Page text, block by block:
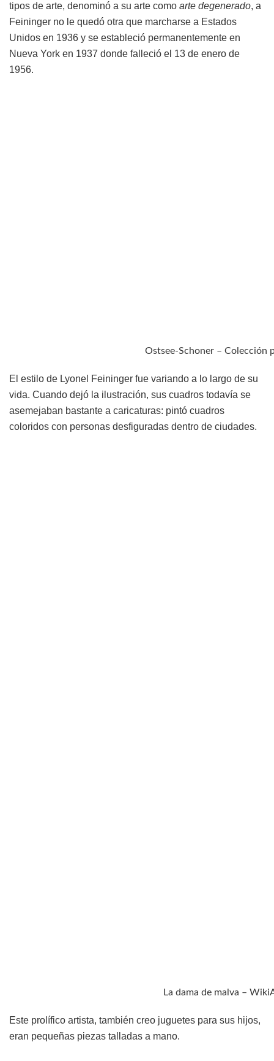
tipos de arte, denominó a su arte como arte degenerado, a
Feininger no le quedó otra que marcharse a Estados
Unidos en 1936 y se estableció permanentemente en
Nueva York en 1937 donde falleció el 13 de enero de
1956.
Ostsee-Schoner – Colección
El estilo de Lyonel Feininger fue variando a lo largo de su
vida. Cuando dejó la ilustración, sus cuadros todavía se
asemejaban bastante a caricaturas: pintó cuadros
coloridos con personas desfiguradas dentro de ciudades.
La dama de malva –
Este prolífico artista, también creo juguetes para sus hijos,
eran pequeñas piezas talladas a mano.